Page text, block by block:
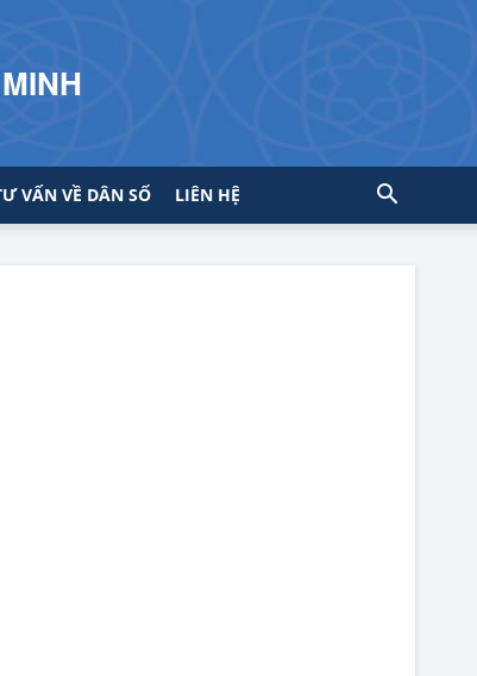
VẤN VỀ DÂN SỐ LIÊN HỆ